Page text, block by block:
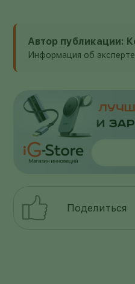
Автор публикации:
Информация об эксперте
Поделиться